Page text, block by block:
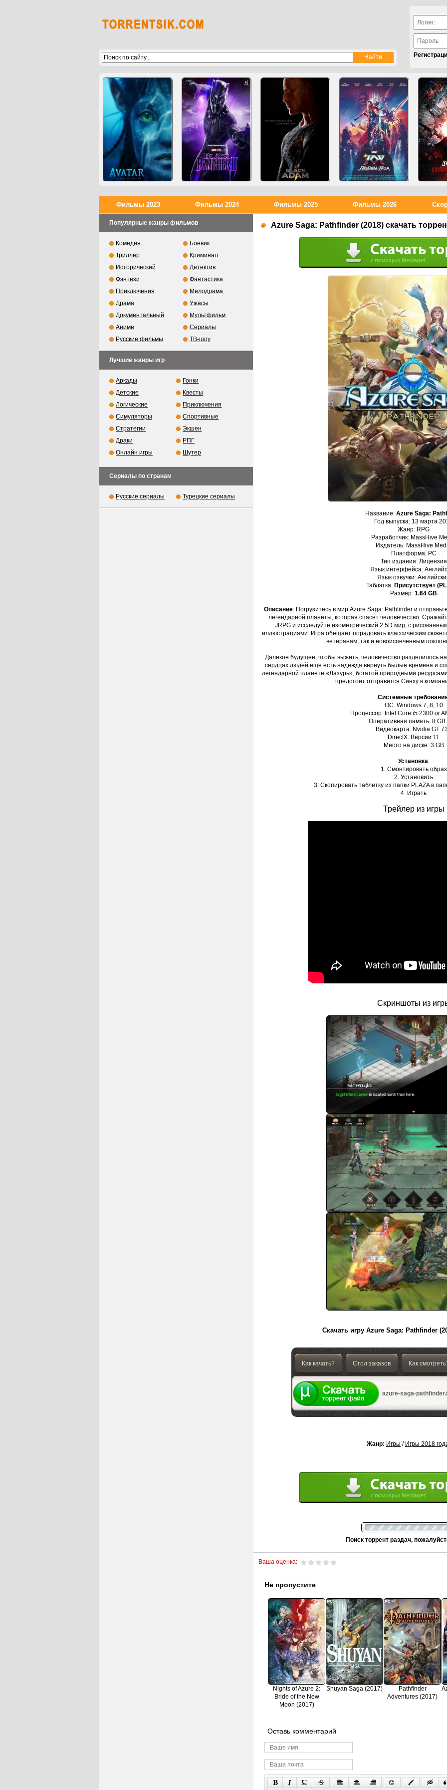
Azure Saga: Pathfinder (2018) скачать
Название: Azure Saga:
Год выпуска: 13 марта
Жанр: RPG
Разработчик: MassHive
Издатель: MassHive
Платформа: PC
Тип издания: Лицензия
Язык интерфейса:
Язык озвучки:
Таблэтка: Присутствует
Размер: 1.64 GB
Описание: Погрузитесь в мир Azure Saga: Pathfinder и
легендарной планеты, которая спасет человечество.
JRPG и исследуйте изометрический 2.5D мир, с
иллюстрациями. Игра обещает порадовать классическим
ветеранам, так и новоиспеченным
Далекое будущее: чтобы выжить, человечество разделилось
сердцах людей еще есть надежда вернуть былые времена и
легендарной планете «Лазурь», богатой природными
предстоит отправится Синху в
Системные
ОС: Windows 7, 8, 10
Процессор: Intel Core i5 2300 or
Оперативная память: 8
Видеокарта: Nvidia GT
DirectX: Версии 11
Место на диске: 3 GB
Установка:
1. Смонтировать образ
2. Установить
3. Скопировать таблетку из папки PLAZA в
4. Играть
Трейлер из игры
Скриншоты из
Скачать игру Azure Saga: Pathfinder
Как качать? Стол заказов Как
azure-saga-
Жанр: Игры / Игры 2018
Поиск торрент раздач,
Ваша оценка:
Не пропустите
Nights of Azure 2:
Bride of the New
Moon (2017)
Shuyan Saga (2017)
Pathfinder
Adventures (2017)
Оставь комментарий
Фильмы 2023 Фильмы 2024 Фильмы 2025 Фильмы 2026
Популярные жанры фильмов
Комедия
Боевик
Триллер
Криминал
Исторический
Детектив
Фэнтези
Фантастика
Приключения
Мелодрама
Драма
Ужасы
Документальный
Мультфильм
Аниме
Сериалы
Русские фильмы
ТВ-шоу
Лучшие жанры игр
Аркады
Гонки
Детские
Квесты
Логические
Приключения
Симуляторы
Спортивные
Стратегии
Экшен
Драки
РПГ
Онлайн игры
Шутер
Сериалы по странам
Русские сериалы Турецкие сериалы